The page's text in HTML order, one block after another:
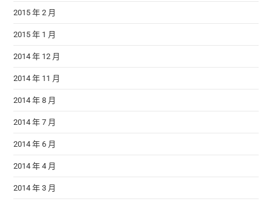
2015 年 2 月
2015 年 1 月
2014 年 12 月
2014 年 11 月
2014 年 8 月
2014 年 7 月
2014 年 6 月
2014 年 4 月
2014 年 3 月